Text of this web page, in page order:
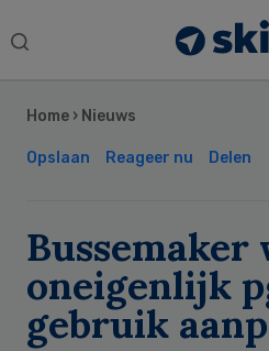
Search
Home › Nieuws
Opslaan Reageer nu Delen
Bussemaker
oneigenlijk
gebruik
Sidebar